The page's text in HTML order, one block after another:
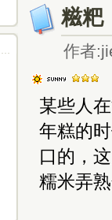
糍粑
作者
某些人
年糕的
口的，
糯米弄